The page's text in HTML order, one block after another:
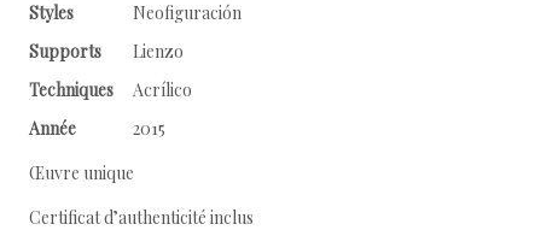
Styles
Neofiguración
Supports
Lienzo
Techniques
Acrílico
Année
2015
Œuvre unique
Certificat d’authenticité inclus